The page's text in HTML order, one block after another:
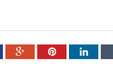
Google+Pinterest